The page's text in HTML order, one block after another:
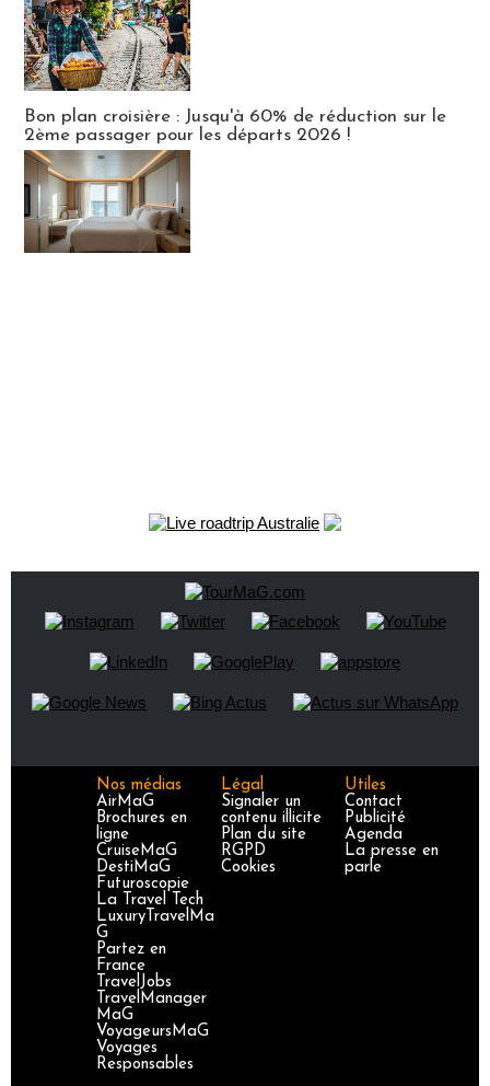
Bon plan croisière : Jusqu'à 60% de réduction sur le
2ème passager pour les départs 2026 !
Nos médias
AirMaG
Brochures en
ligne
CruiseMaG
DestiMaG
Futuroscopie
La Travel Tech
LuxuryTravelMa
G
Partez en
France
TravelJobs
TravelManager
MaG
VoyageursMaG
Voyages
Responsables
Légal
Signaler un
contenu illicite
Plan du site
RGPD
Cookies
Utiles
Contact
Publicité
Agenda
La presse en
parle